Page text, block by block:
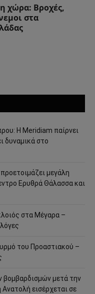
χώρα: Βροχές,
στα
Η Meridiam παίρνει
δυναμικά στο
μεγάλη
Ερυθρά Θάλασσα και
στα Μέγαρα –
του Προαστιακού –
βομβαρδισμών μετά την
εισέρχεται σε